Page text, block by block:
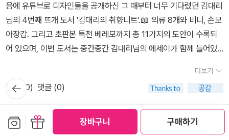
장바구니 구매하기
음에 유튜브로 디자인들을 공개하신 그 때부터 너무 기다렸던 김대리
님의 4번째 뜨개 도서 '김대리의 취향니트'.📖 의류 8개와 비니, 손모
아장갑. 그리고 초판본 특전 베레모까지 총 11가지의 도안이 수록되
어 있으며, 이번 도서는 중간중간 김대리님의 에세이가 함께 들어있
📖 다양한 수준에 따라 알맞게 즐길 수 있는 도안을 나누고자 만들었
다는 서문처럼 이 책의 도안의 난이도는 상이하다. 도안에 대한 한줄
평도 있어 참고하면 도안 고르기 더 쉬울 것!📖 이번 도서는 감성적이
고 차분한 김대리님의 착샷 사진들이 가득해서 더욱 마음에 들었던
도서이다. 그 중 몇 가지를 뽑아보았다.📖 아마 대부분의 니터가 뽑았
더보기
공감 ( 0) 댓글 (0)
뒤로가
기